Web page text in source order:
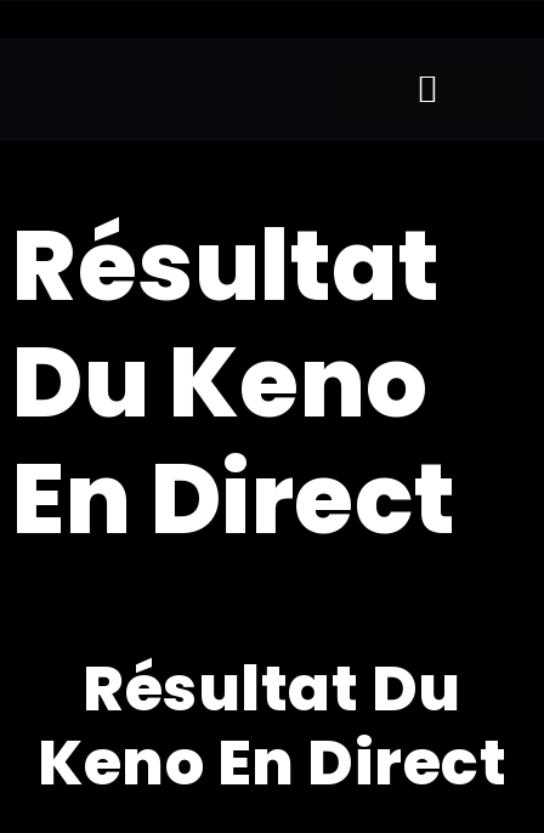
Résultat
Du Keno
En Direct
Résultat Du
Keno En Direct